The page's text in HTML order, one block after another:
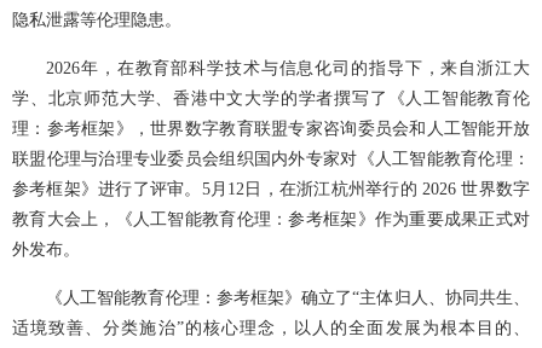
隐私泄露等伦理隐患。
2026年，在教育部科学技术与信息化司的指导下，来自浙江大
学、北京师范大学、香港中文大学的学者撰写了《人工智能教育伦
理：参考框架》，世界数字教育联盟专家咨询委员会和人工智能开放
联盟伦理与治理专业委员会组织国内外专家对《人工智能教育伦理：
参考框架》进行了评审。5月12日，在浙江杭州举行的 2026 世界数字
教育大会上，《人工智能教育伦理：参考框架》作为重要成果正式对
外发布。
《人工智能教育伦理：参考框架》确立了“主体归人、协同共生、
适境致善、分类施治”的核心理念，以人的全面发展为根本目的、